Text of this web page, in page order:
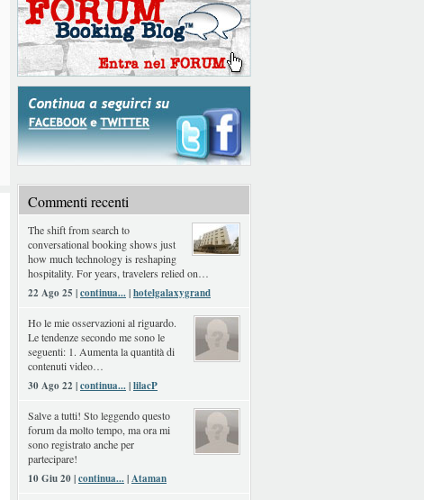
Commenti recenti
The shift from search to
conversational booking shows just
how much technology is reshaping
hospitality. For years, travelers relied on…
22 Ago 25 |continua...|hotelgalaxygrand
Ho le mie osservazioni al riguardo.
Le tendenze secondo me sono le
seguenti: 1. Aumenta la quantità di
contenuti video…
30 Ago 22 |continua...|lilacP
Salve a tutti! Sto leggendo questo
forum da molto tempo, ma ora mi
sono registrato anche per
partecipare!
10 Giu 20 |continua...|Ataman